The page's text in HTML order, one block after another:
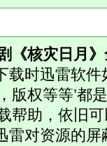
《核灾日月
载时迅雷软件
版权等等’都
帮助，依旧
雷对资源的